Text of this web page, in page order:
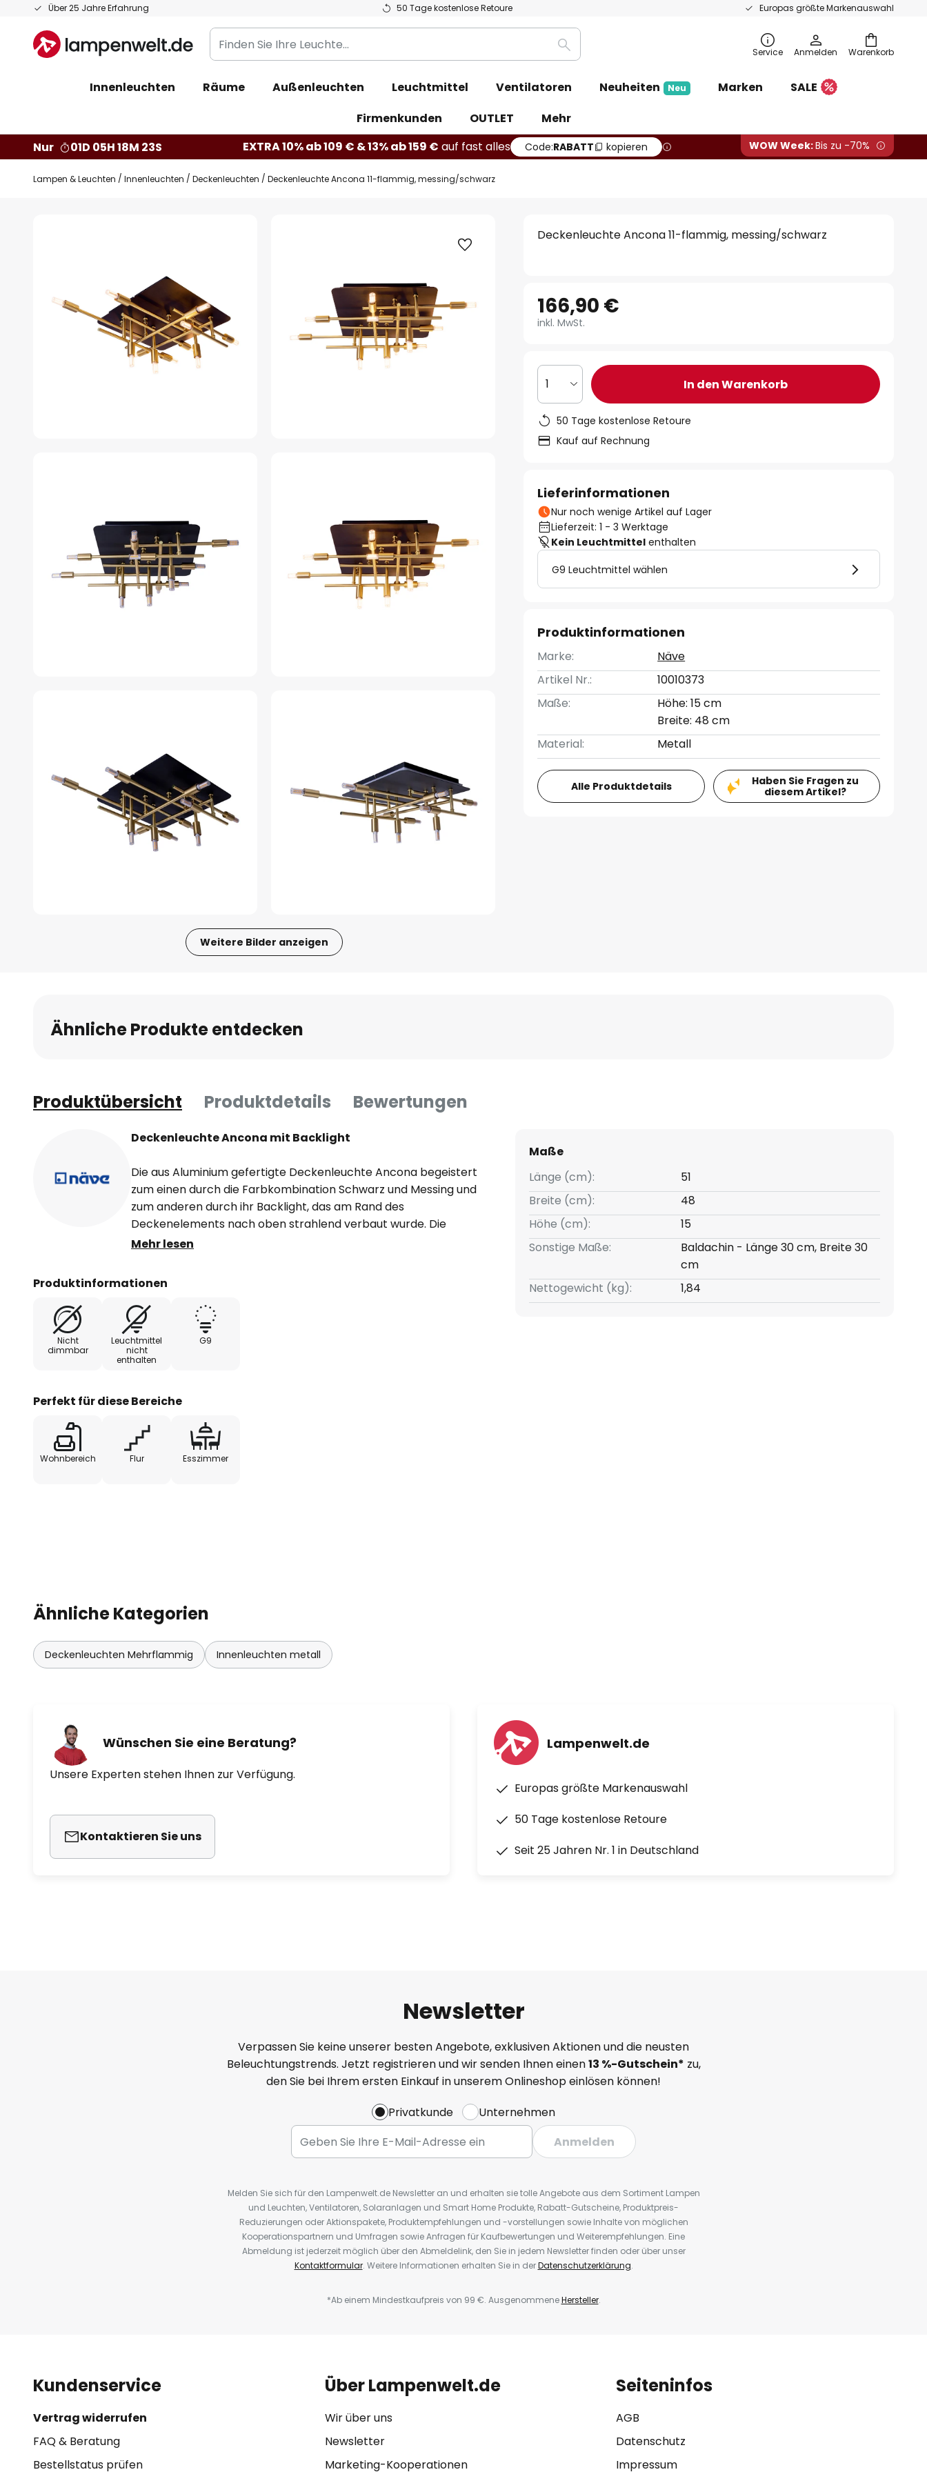
Über 25 Jahre Erfahrung 50 Tage kostenlose Retoure Europas größte Markenauswahl
Zum
springen
Warenkorb
Finden
Sie
Leuchte...
Suche Service Anmelden
Innenleuchten Räume Außenleuchten Leuchtmittel Ventilatoren Neuheiten Neu Marken
SALE
Firmenkunden
OUTLET
Mehr
Nur
01D 05H 18M 22S EXTRA 10% ab 109 € & 13% ab 159 € auf fast alles Code:RABATT kopieren WOW Week:Bis zu -70%
Lampen & Leuchten Innenleuchten Deckenleuchten Deckenleuchte Ancona 11-flammig, messing/schwarz
Weitere Bilder anzeigen
Bildgalerie
springen
Deckenleuchte Ancona 11-flammig, messing/schwarz
166,90 €
inkl. MwSt.
1 In den Warenkorb
50 Tage kostenlose Retoure
Kauf auf Rechnung
Lieferinformationen
Nur noch wenige Artikel auf Lager
Lieferzeit: 1 - 3 Werktage
Kein Leuchtmittel enthalten
G9 Leuchtmittel wählen
Produktinformationen
Marke:
Näve
Artikel Nr.:
10010373
Maße:
Höhe: 15 cm
Breite: 48 cm
Material:
Metall
Alle Produktdetails
Haben Sie Fragen zu
diesem Artikel?
Ähnliche Produkte entdecken
Produktübersicht Produktdetails Bewertungen
Deckenleuchte Ancona mit Backlight
Die aus Aluminium gefertigte Deckenleuchte Ancona begeistert
zum einen durch die Farbkombination Schwarz und Messing und
zum anderen durch ihr Backlight, das am Rand des
Deckenelements nach oben strahlend verbaut wurde. Die
Leuchtmittel für die elf G9-Fassungen sind nicht in der Lieferung
Mehr lesen
Produktinformationen
Nicht
dimmbar
Leuchtmittel
nicht
enthalten
G9
Perfekt für diese Bereiche
Wohnbereich Flur Esszimmer
Maße
Länge (cm):
51
Breite (cm):
48
Höhe (cm):
15
Sonstige Maße:
Baldachin - Länge 30 cm, Breite 30
cm
Nettogewicht (kg):
1,84
Ähnliche Kategorien
Deckenleuchten Mehrflammig Innenleuchten metall
Wünschen Sie eine Beratung?
Unsere Experten stehen Ihnen zur Verfügung.
Kontaktieren Sie uns
Lampenwelt.de
Europas größte Markenauswahl
50 Tage kostenlose Retoure
Seit 25 Jahren Nr. 1 in Deutschland
Newsletter
Verpassen Sie keine unserer besten Angebote, exklusiven Aktionen und die neusten
Beleuchtungstrends. Jetzt registrieren und wir senden Ihnen einen13 %-Gutschein* zu,
den Sie bei Ihrem ersten Einkauf in unserem Onlineshop einlösen können!
Privatkunde
Unternehmen
Anmelden
Melden Sie sich für den Lampenwelt.de Newsletter an und erhalten sie tolle Angebote aus dem Sortiment Lampen
und Leuchten, Ventilatoren, Solaranlagen und Smart Home Produkte, Rabatt-Gutscheine, Produktpreis-
Reduzierungen oder Aktionspakete, Produktempfehlungen und -vorstellungen sowie Inhalte von möglichen
Kooperationspartnern und Umfragen sowie Anfragen für Kaufbewertungen und Weiterempfehlungen. Eine
Abmeldung ist jederzeit möglich über den Abmeldelink, den Sie in jedem Newsletter finden oder über unser
Kontaktformular. Weitere Informationen erhalten Sie in derDatenschutzerklärung.
*Ab einem Mindestkaufpreis von 99 €. AusgenommeneHersteller.
Kundenservice
Vertrag widerrufen
FAQ & Beratung
Bestellstatus prüfen
Über Lampenwelt.de
Wir über uns
Newsletter
Marketing-Kooperationen
Seiteninfos
AGB
Datenschutz
Impressum